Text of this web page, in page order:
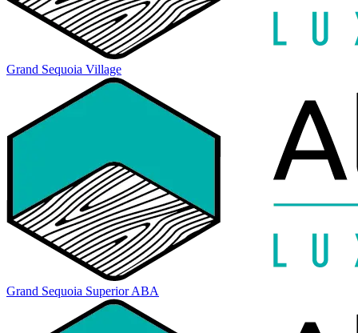
Grand Sequoia Village
Grand Sequoia Superior ABA